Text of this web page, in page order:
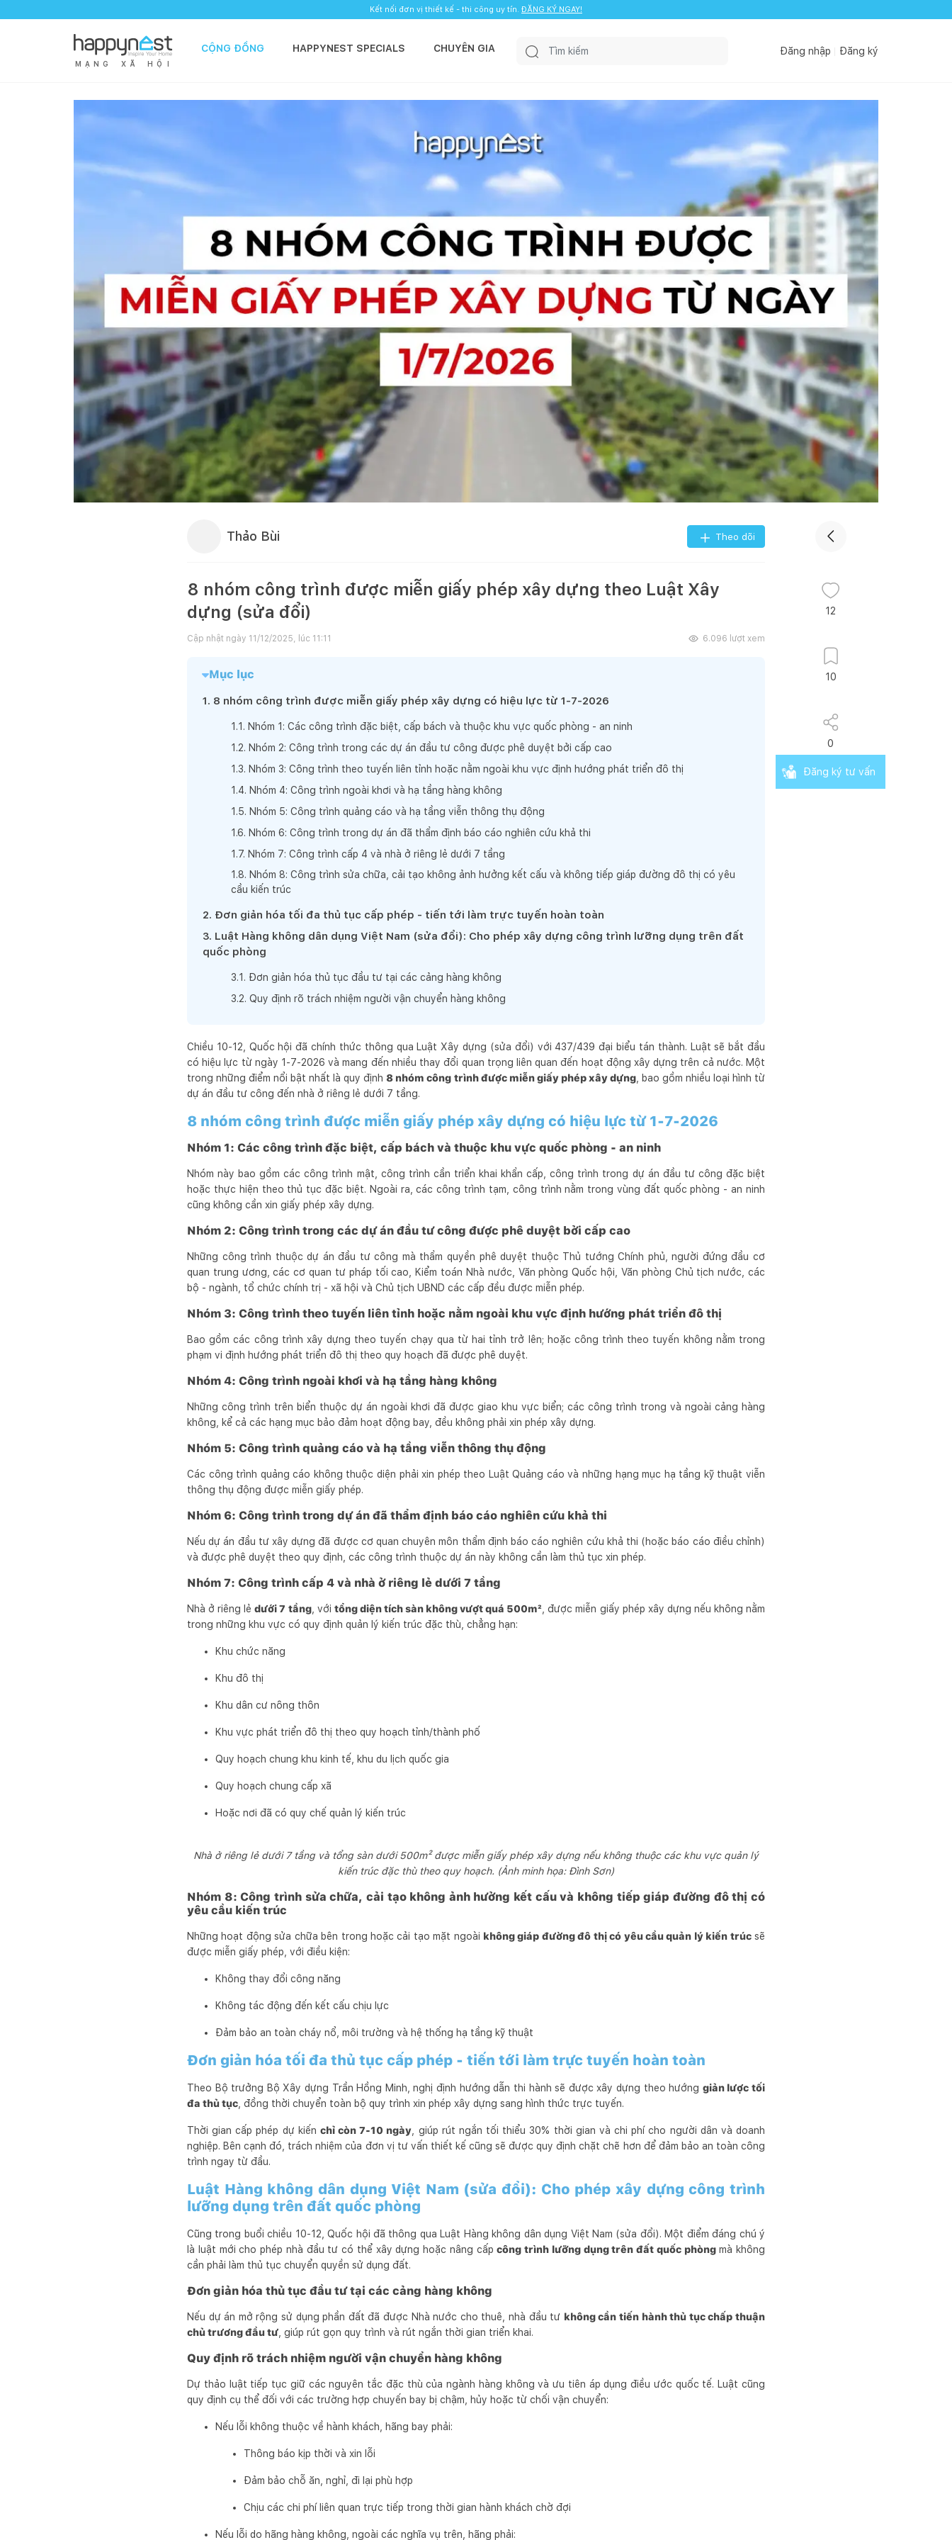
Kết nối đơn vị thiết kế - thi công uy tín. ĐĂNG KÝ NGAY!
M Ạ N G X Ã H Ộ I
CỘNG ĐỒNG HAPPYNEST SPECIALS CHUYÊN GIA Đăng nhập Đăng ký
Thảo Bùi Theo dõi
8 nhóm công trình được miễn giấy phép xây dựng theo Luật Xây
dựng (sửa đổi)
Cập nhật ngày 11/12/2025, lúc 11:11 6.096 lượt xem
Mục lục
1. 8 nhóm công trình được miễn giấy phép xây dựng có hiệu lực từ 1-7-2026
1 .1 . Nhóm 1: Các công trình đặc biệt, cấp bách và thuộc khu vực quốc phòng - an ninh
1 .2. Nhóm 2: Công trình trong các dự án đầu tư công được phê duyệt bởi cấp cao
1 .3. Nhóm 3: Công trình theo tuyến liên tỉnh hoặc nằm ngoài khu vực định hướng phát triển đô thị
1 .4. Nhóm 4: Công trình ngoài khơi và hạ tầng hàng không
1 .5. Nhóm 5: Công trình quảng cáo và hạ tầng viễn thông thụ động
1 .6. Nhóm 6: Công trình trong dự án đã thẩm định báo cáo nghiên cứu khả thi
1 .7. Nhóm 7: Công trình cấp 4 và nhà ở riêng lẻ dưới 7 tầng
1 .8. Nhóm 8: Công trình sửa chữa, cải tạo không ảnh hưởng kết cấu và không tiếp giáp đường đô thị có yêu
cầu kiến trúc
2. Đơn giản hóa tối đa thủ tục cấp phép - tiến tới làm trực tuyến hoàn toàn
3. Luật Hàng không dân dụng Việt Nam (sửa đổi): Cho phép xây dựng công trình lưỡng dụng trên đất
quốc phòng
3.1 . Đơn giản hóa thủ tục đầu tư tại các cảng hàng không
3.2. Quy định rõ trách nhiệm người vận chuyển hàng không
Chiều 10-12, Quốc hội đã chính thức thông qua Luật Xây dựng (sửa đổi) với 437/439 đại biểu tán thành. Luật sẽ bắt đầu
có hiệu lực từ ngày 1-7-2026 và mang đến nhiều thay đổi quan trọng liên quan đến hoạt động xây dựng trên cả nước. Một
trong những điểm nổi bật nhất là quy định 8 nhóm công trình được miễn giấy phép xây dựng, bao gồm nhiều loại hình từ
dự án đầu tư công đến nhà ở riêng lẻ dưới 7 tầng.
8 nhóm công trình được miễn giấy phép xây dựng có hiệu lực từ 1-7-2026
Nhóm 1: Các công trình đặc biệt, cấp bách và thuộc khu vực quốc phòng - an ninh
Nhóm này bao gồm các công trình mật, công trình cần triển khai khẩn cấp, công trình trong dự án đầu tư công đặc biệt
hoặc thực hiện theo thủ tục đặc biệt. Ngoài ra, các công trình tạm, công trình nằm trong vùng đất quốc phòng - an ninh
cũng không cần xin giấy phép xây dựng.
Nhóm 2: Công trình trong các dự án đầu tư công được phê duyệt bởi cấp cao
Những công trình thuộc dự án đầu tư công mà thẩm quyền phê duyệt thuộc Thủ tướng Chính phủ, người đứng đầu cơ
quan trung ương, các cơ quan tư pháp tối cao, Kiểm toán Nhà nước, Văn phòng Quốc hội, Văn phòng Chủ tịch nước, các
bộ - ngành, tổ chức chính trị - xã hội và Chủ tịch UBND các cấp đều được miễn phép.
Nhóm 3: Công trình theo tuyến liên tỉnh hoặc nằm ngoài khu vực định hướng phát triển đô thị
Bao gồm các công trình xây dựng theo tuyến chạy qua từ hai tỉnh trở lên; hoặc công trình theo tuyến không nằm trong
phạm vi định hướng phát triển đô thị theo quy hoạch đã được phê duyệt.
Nhóm 4: Công trình ngoài khơi và hạ tầng hàng không
Những công trình trên biển thuộc dự án ngoài khơi đã được giao khu vực biển; các công trình trong và ngoài cảng hàng
không, kể cả các hạng mục bảo đảm hoạt động bay, đều không phải xin phép xây dựng.
Nhóm 5: Công trình quảng cáo và hạ tầng viễn thông thụ động
Các công trình quảng cáo không thuộc diện phải xin phép theo Luật Quảng cáo và những hạng mục hạ tầng kỹ thuật viễn
thông thụ động được miễn giấy phép.
Nhóm 6: Công trình trong dự án đã thẩm định báo cáo nghiên cứu khả thi
Nếu dự án đầu tư xây dựng đã được cơ quan chuyên môn thẩm định báo cáo nghiên cứu khả thi (hoặc báo cáo điều chỉnh)
và được phê duyệt theo quy định, các công trình thuộc dự án này không cần làm thủ tục xin phép.
Nhóm 7: Công trình cấp 4 và nhà ở riêng lẻ dưới 7 tầng
Nhà ở riêng lẻdưới 7 tầng, với tổng diện tích sàn không vượt quá 500m² , được miễn giấy phép xây dựng nếu không nằm
trong những khu vực có quy định quản lý kiến trúc đặc thù, chẳng hạn:
Khu chức năng
Khu đô thị
Khu dân cư nông thôn
Khu vực phát triển đô thị theo quy hoạch tỉnh/thành phố
Quy hoạch chung khu kinh tế, khu du lịch quốc gia
Quy hoạch chung cấp xã
Hoặc nơi đã có quy chế quản lý kiến trúc
Nhà ở riêng lẻ dưới 7 tầng và tổng sàn dưới 500m² được miễn giấy phép xây dựng nếu không thuộc các khu vực quản lý
kiến trúc đặc thù theo quy hoạch. (Ảnh minh họa: Đình Sơn)
Nhóm 8: Công trình sửa chữa, cải tạo không ảnh hưởng kết cấu và không tiếp giáp đường đô thị có
yêu cầu kiến trúc
Những hoạt động sửa chữa bên trong hoặc cải tạo mặt ngoài không giáp đường đô thị có yêu cầu quản lý kiến trúcsẽ
được miễn giấy phép, với điều kiện:
Không thay đổi công năng
Không tác động đến kết cấu chịu lực
Đảm bảo an toàn cháy nổ, môi trường và hệ thống hạ tầng kỹ thuật
Đơn giản hóa tối đa thủ tục cấp phép - tiến tới làm trực tuyến hoàn toàn
Theo Bộ trưởng Bộ Xây dựng Trần Hồng Minh, nghị định hướng dẫn thi hành sẽ được xây dựng theo hướng giản lược tối
đa thủ tục , đồng thời chuyển toàn bộ quy trình xin phép xây dựng sang hình thức trực tuyến.
Thời gian cấp phép dự kiến chỉ còn 7-10 ngày , giúp rút ngắn tối thiểu 30% thời gian và chi phí cho người dân và doanh
nghiệp. Bên cạnh đó, trách nhiệm của đơn vị tư vấn thiết kế cũng sẽ được quy định chặt chẽ hơn để đảm bảo an toàn công
trình ngay từ đầu.
Luật Hàng không dân dụng Việt Nam (sửa đổi): Cho phép xây dựng công trình
lưỡng dụng trên đất quốc phòng
Cũng trong buổi chiều 10-12, Quốc hội đã thông qua Luật Hàng không dân dụng Việt Nam (sửa đổi). Một điểm đáng chú ý
là luật mới cho phép nhà đầu tư có thể xây dựng hoặc nâng cấpcông trình lưỡng dụng trên đất quốc phòngmà không
cần phải làm thủ tục chuyển quyền sử dụng đất.
Đơn giản hóa thủ tục đầu tư tại các cảng hàng không
Nếu dự án mở rộng sử dụng phần đất đã được Nhà nước cho thuê, nhà đầu tư không cần tiến hành thủ tục chấp thuận
chủ trương đầu tư , giúp rút gọn quy trình và rút ngắn thời gian triển khai.
Quy định rõ trách nhiệm người vận chuyển hàng không
Dự thảo luật tiếp tục giữ các nguyên tắc đặc thù của ngành hàng không và ưu tiên áp dụng điều ước quốc tế. Luật cũng
quy định cụ thể đối với các trường hợp chuyến bay bị chậm, hủy hoặc từ chối vận chuyển:
Nếu lỗi không thuộc về hành khách, hãng bay phải:
Thông báo kịp thời và xin lỗi
Đảm bảo chỗ ăn, nghỉ, đi lại phù hợp
Chịu các chi phí liên quan trực tiếp trong thời gian hành khách chờ đợi
Nếu lỗi do hãng hàng không, ngoài các nghĩa vụ trên, hãng phải:
12
10
0
Đăng ký tư vấn